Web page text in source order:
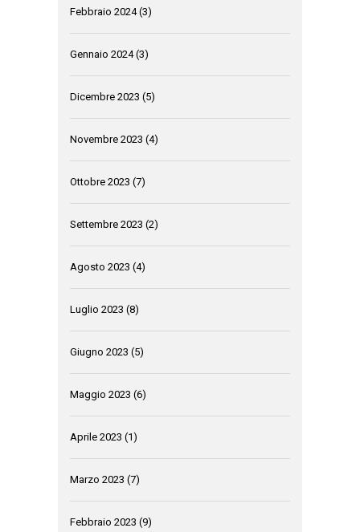
Febbraio 2024(3)
Gennaio 2024(3)
Dicembre 2023 (5)
Novembre 2023 (4)
Ottobre 2023 (7)
Settembre 2023 (2)
Agosto 2023 (4)
Luglio 2023 (8)
Giugno 2023 (5)
Maggio 2023 (6)
Aprile 2023 (1)
Marzo 2023 (7)
Febbraio 2023 (9)